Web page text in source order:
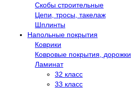
Скобы строительные
Цепи, тросы, такелаж
Шплинты
Напольные покрытия
Коврики
Ковровые покрытия, дорожки
Ламинат
32 класс
33 класс